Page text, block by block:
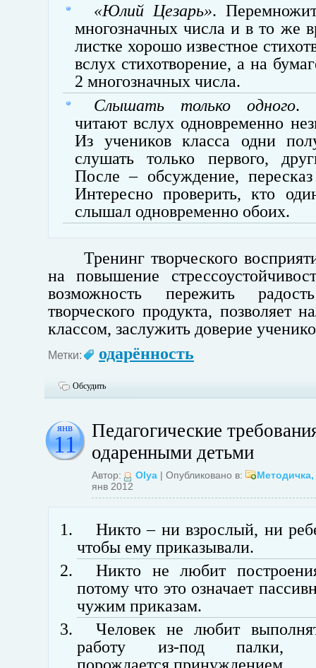
«Юлий Цезарь».
многозначных числа и в то же
листке хорошо известное
вслух стихотворение, а на
2 многозначных числа.
Слышать только одного.
читают вслух одновременно
Из учеников класса одни
слушать только первого,
После – обсуждение,
Интересно проверить, кто
слышал одновременно обоих.
Тренинг творческого
на повышение
возможность пережить
творческого продукта, позволяет
классом, заслужить доверие
Метки: одарённость
Обсудить
янв
11
Педагогические
одаренными детьми
Автор: Olya | Опубликовано в: Методичка,
янв 2012
Никто – ни взрослый, ни
чтобы ему приказывали.
Никто не любит
потому что это означает
чужим приказам.
Человек не любит
работу из-под палки,
порождается принуждением.